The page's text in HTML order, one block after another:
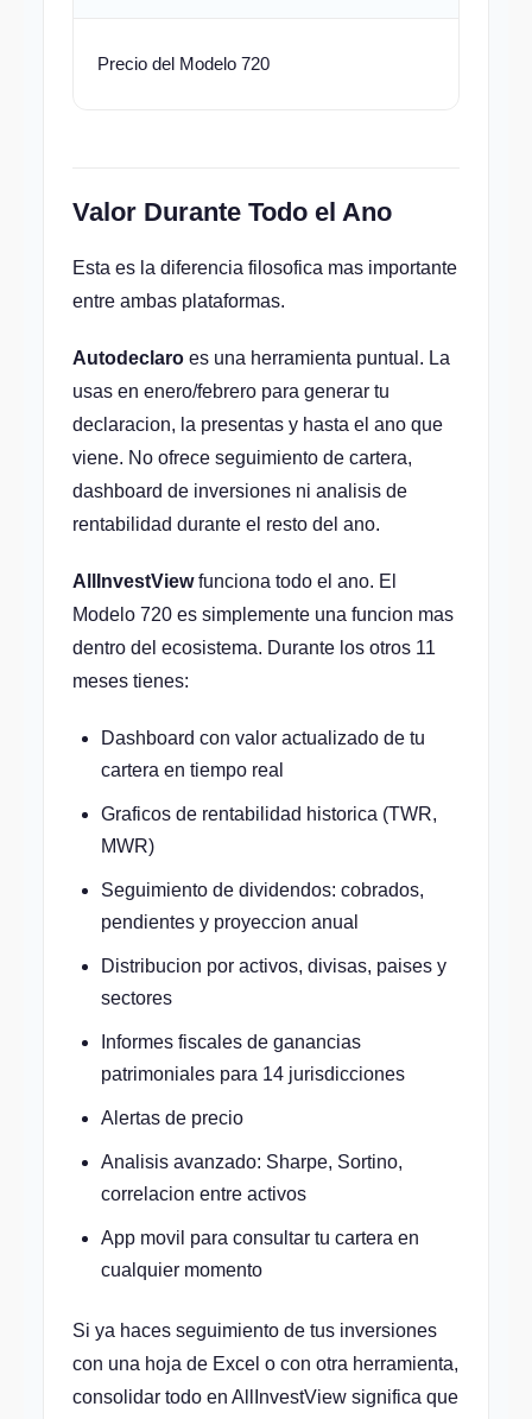
Precio del Modelo 720
Valor Durante Todo el Ano
Esta es la diferencia filosofica mas importante
entre ambas plataformas.
Autodeclaro es una herramienta puntual. La
usas en enero/febrero para generar tu
declaracion, la presentas y hasta el ano que
viene. No ofrece seguimiento de cartera,
dashboard de inversiones ni analisis de
rentabilidad durante el resto del ano.
AllInvestViewfunciona todo el ano. El
Modelo 720 es simplemente una funcion mas
dentro del ecosistema. Durante los otros 11
meses tienes:
Dashboard con valor actualizado de tu
cartera en tiempo real
Graficos de rentabilidad historica (TWR,
MWR)
Seguimiento de dividendos: cobrados,
pendientes y proyeccion anual
Distribucion por activos, divisas, paises y
sectores
Informes fiscales de ganancias
patrimoniales para 14 jurisdicciones
Alertas de precio
Analisis avanzado: Sharpe, Sortino,
correlacion entre activos
App movil para consultar tu cartera en
cualquier momento
Si ya haces seguimiento de tus inversiones
con una hoja de Excel o con otra herramienta,
consolidar todo en AllInvestView significa que